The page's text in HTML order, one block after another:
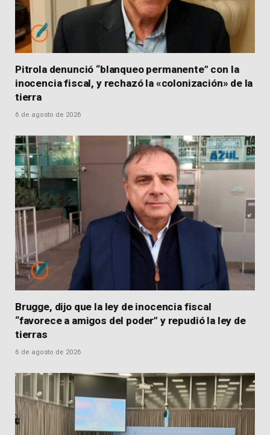
Pitrola denunció “blanqueo permanente” con la
inocencia fiscal, y rechazó la «colonización» de la
tierra
6 de agosto de 2026
Brugge, dijo que la ley de inocencia fiscal
“favorece a amigos del poder” y repudió la ley de
tierras
6 de agosto de 2026